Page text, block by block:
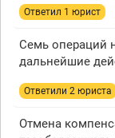
Ответил 1 юрист
Семь операций
дальнейшие
Ответили 2 юристa
Отмена